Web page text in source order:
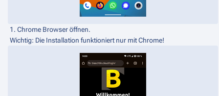
1. Chrome Browser öffnen.
Wichtig: Die Installation funktioniert nur mit Chrome!